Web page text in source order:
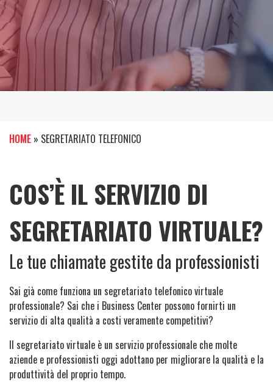
HOME » SEGRETARIATO TELEFONICO
COS’È IL SERVIZIO DI
SEGRETARIATO VIRTUALE?
Le tue chiamate gestite da professionisti
Sai già come funziona un segretariato telefonico virtuale
professionale? Sai che i Business Center possono fornirti un
servizio di alta qualità a costi veramente competitivi?
Il segretariato virtuale è un servizio professionale che molte
aziende e professionisti oggi adottano per migliorare la qualità e la
produttività del proprio tempo.